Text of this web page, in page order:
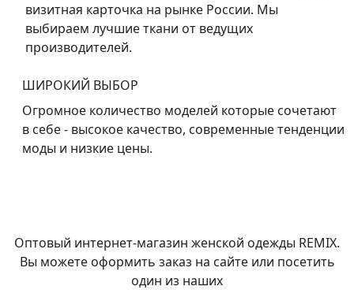
визитная карточка на рынке России. Мы
выбираем лучшие ткани от ведущих
производителей.
ШИРОКИЙ ВЫБОР
Огромное количество моделей которые сочетают
в себе - высокое качество, современные тенденции
моды и низкие цены.
Оптовый интернет-магазин женской одежды REMIX.
Вы можете оформить заказ на сайте или посетить
один из наших